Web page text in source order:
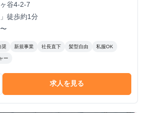
谷4-2-7
徒歩約1分
奨 新規事業 社長直下 髪型自由 私服OK
ー
求人を見る